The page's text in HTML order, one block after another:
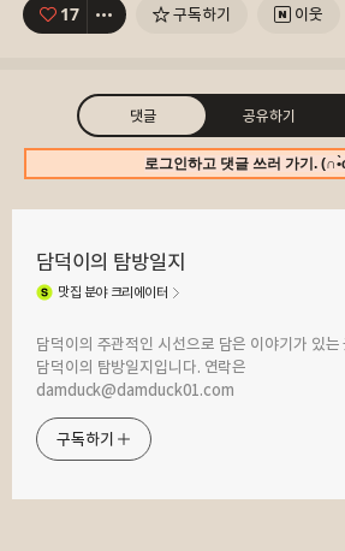
17 구독하기 이웃
댓글 공유하기
로그인하고 댓글 쓰러 가기.
담덕이의 탐방일지
맛집 분야 크리에이터
담덕이의 주관적인 시선으로 담은 이야기가 있는
담덕이의 탐방일지입니다. 연락은
damduck@damduck01.com
구독하기
카카오스토리
[판교 점심] 만 원 이하의 행복! 지브리
감성 가득한 '쿄다이라멘' 냉라멘 시식
후기 by 직장인 점심 메뉴 탐방
2026.05.18